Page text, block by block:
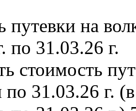
путевки на
по 31.03.26 г.
стоимость
по 31.03.26 г.